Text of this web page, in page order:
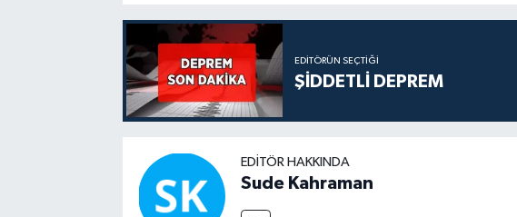
EDITÖRÜN SEÇTIĞI
ŞİDDETLİ DEPREM
EDITÖR HAKKINDA
Sude Kahraman